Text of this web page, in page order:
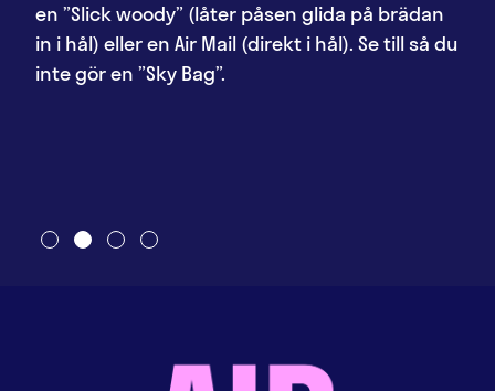
du
gång är det din tur och du har fyra kast.